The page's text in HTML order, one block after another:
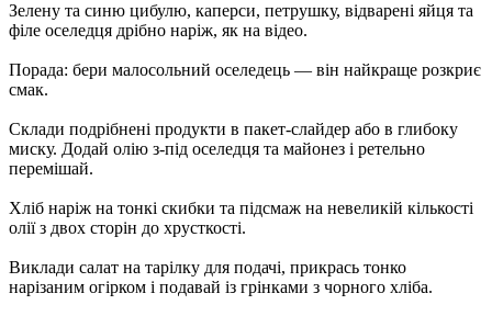
Зелену та синю цибулю, каперси, петрушку, відварені яйця та
філе оселедця дрібно наріж, як на відео.
Порада: бери малосольний оселедець — він найкраще розкриє
смак.
Склади подрібнені продукти в пакет-слайдер або в глибоку
миску. Додай олію з-під оселедця та майонез і ретельно
перемішай.
Хліб наріж на тонкі скибки та підсмаж на невеликій кількості
олії з двох сторін до хрусткості.
Виклади салат на тарілку для подачі, прикрась тонко
нарізаним огірком і подавай із грінками з чорного хліба.